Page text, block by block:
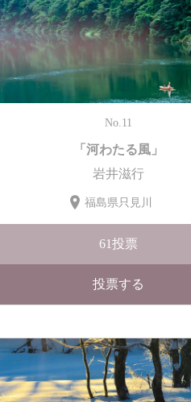
No.11
「河わたる風」
岩井滋行
福島県只見川
61投票
投票する